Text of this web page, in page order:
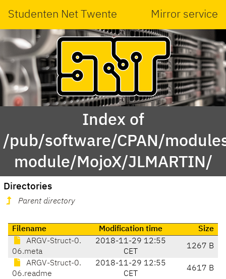
Studenten Net Twente Mirror service
Index of
/pub/software/CPAN/
module/MojoX/JLMARTIN/
Directories
Parent directory
Filename Modification time
Size
ARGV-Struct-0.
06.meta
2018-11-29 12:55
CET
1267 B
ARGV-Struct-0.
06.readme
2018-11-29 12:55
CET
4617 B